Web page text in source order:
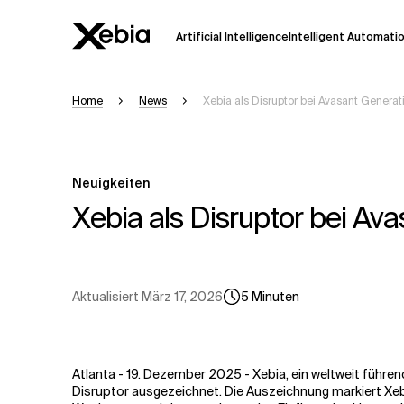
Artificial IntelligenceIntelligent
Ai Übersicht
Bitte überprüfen Sie wichtige
Antwort
Home News Xebia als Disruptor bei Avasant
Neuigkeiten
Xebia als Disruptor bei
Aktualisiert März 17, 2026 5 Minuten
Atlanta - 19. Dezember 2025 - Xebia, ein weltweit
Disruptor ausgezeichnet. Die Auszeichnung markiert